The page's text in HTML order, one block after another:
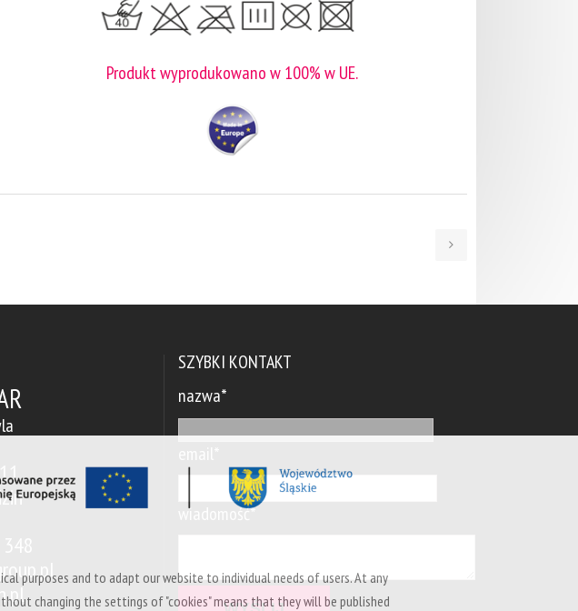
Produkt wyprodukowano w 100% w UE.
SZYBKI KONTAKT
nazwa*
wiadomość*
purposes and to adapt our website to individual needs of users. At any
changing the settings of "cookies" means that they will be published